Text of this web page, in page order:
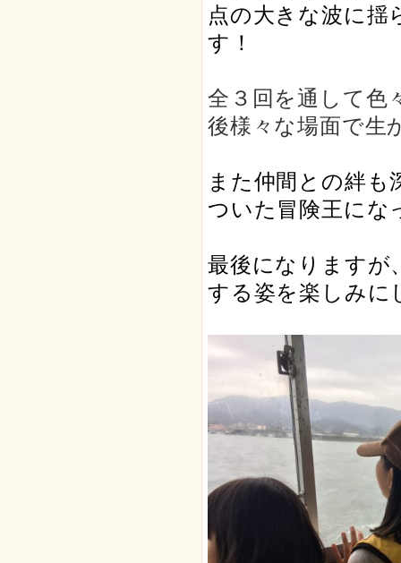
点の大きな波に揺
す！
全３回を通して色
後様々な場面で生
また仲間との絆も
ついた冒険王にな
最後になりますが
する姿を楽しみに